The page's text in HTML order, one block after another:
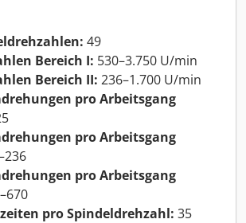
49
Bereich I: 530–3.750 U/min
Bereich II: 236–1.700 U/min
pro Arbeitsgang
pro Arbeitsgang
pro Arbeitsgang
pro Spindeldrehzahl: 35